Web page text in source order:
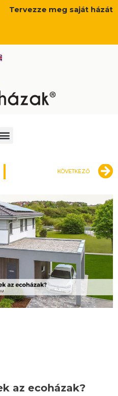
Tervezze meg saját házát
KÖVETKEZŐ
az ecoházak?